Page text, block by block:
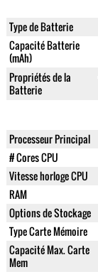
Type de Batterie
Capacité Batterie
(mAh)
Propriétés de la
Batterie
Processeur Principal
# Cores CPU
Vitesse horloge CPU
RAM
Options de Stockage
Type Carte Mémoire
Capacité Max. Carte
Mem